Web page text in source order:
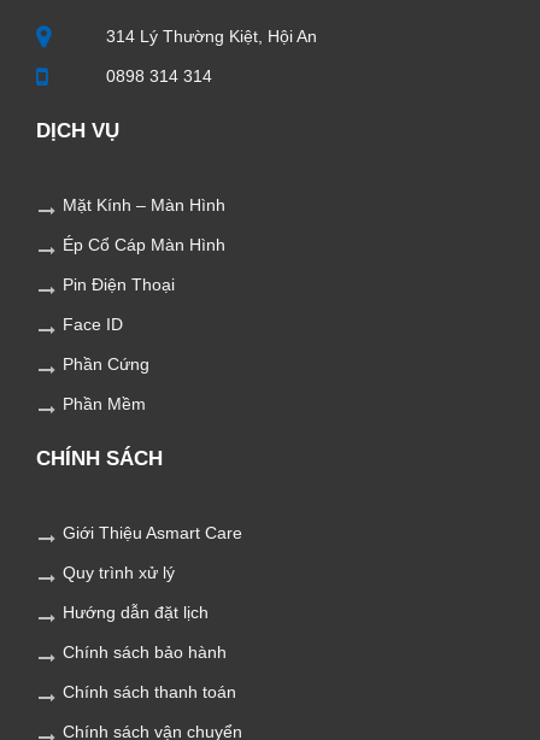
314 Lý Thường Kiệt, Hội An
0898 314 314
DỊCH VỤ
Mặt Kính – Màn Hình
Ép Cổ Cáp Màn Hình
Pin Điện Thoại
Face ID
Phần Cứng
Phần Mềm
CHÍNH SÁCH
Giới Thiệu Asmart Care
Quy trình xử lý
Hướng dẫn đặt lịch
Chính sách bảo hành
Chính sách thanh toán
Chính sách vận chuyển